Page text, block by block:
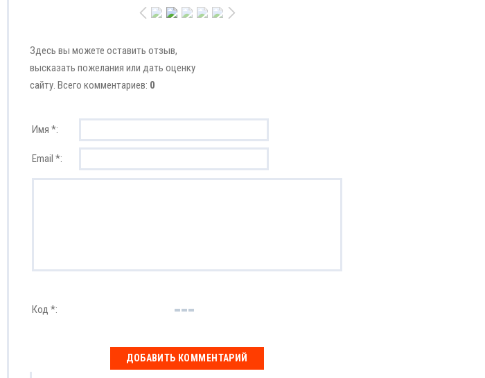
Здесь вы можете оставить отзыв,
высказать пожелания или дать оценку
сайту. Всего комментариев: 0
Имя *:
Email *:
Код *: